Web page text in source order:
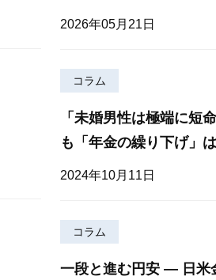
2026年05月21日
コラム
「未婚男性は極端に短
も「年金の繰り下げ」
2024年10月11日
コラム
一段と進む円安 — 日米